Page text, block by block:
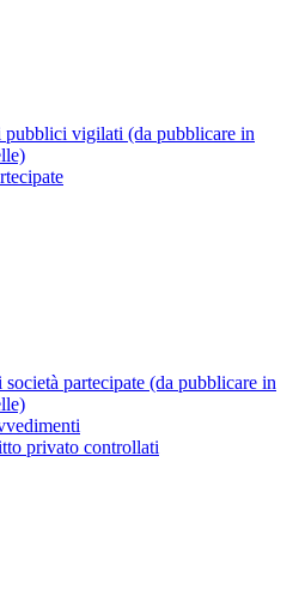
pubblici vigilati (da pubblicare in
società partecipate (da pubblicare in
privato controllati